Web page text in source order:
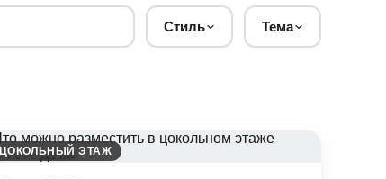
Стиль Тема
ЦОКОЛЬНЫЙ ЭТАЖ